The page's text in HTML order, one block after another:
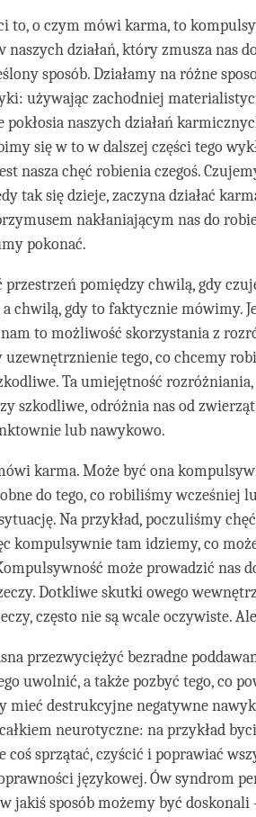
to, o czym mówi karma, to
naszych działań, który zmusza nas
sposób. Działamy na różne
używając zachodniej
pokłosia naszych działań
się w to w dalszej części tego
nasza chęć robienia czegoś.
tak się dzieje, zaczyna działać
nakłaniającym nas do
pokonać.
pomiędzy chwilą, gdy
a chwilą, gdy to faktycznie mówimy.
to możliwość skorzystania z
uzewnętrznienie tego, co chcemy
Ta umiejętność rozróżniania,
szkodliwe, odróżnia nas od
lub nawykowo.
karma. Może być ona
do tego, co robiliśmy wcześniej
Na przykład, poczuliśmy
kompulsywnie tam idziemy, co
może prowadzić nas
Dotkliwe skutki owego
często nie są wcale oczywiste.
przezwyciężyć bezradne
uwolnić, a także pozbyć tego, co
mieć destrukcyjne negatywne
neurotyczne: na przykład
coś sprzątać, czyścić i poprawiać
językowej. Ów syndrom
jakiś sposób możemy być